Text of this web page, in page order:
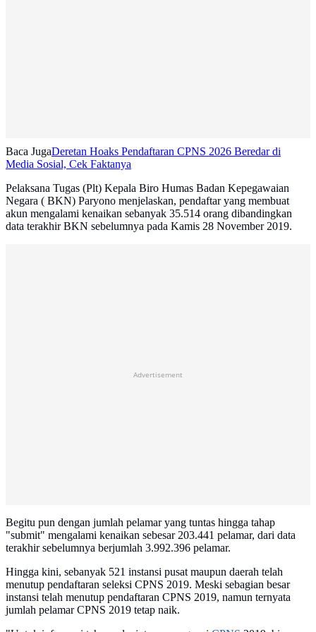
Baca JugaDeretan Hoaks Pendaftaran CPNS 2026 Beredar di
Media Sosial, Cek Faktanya
Pelaksana Tugas (Plt) Kepala Biro Humas Badan Kepegawaian
Negara ( BKN) Paryono menjelaskan, pendaftar yang membuat
akun mengalami kenaikan sebanyak 35.514 orang dibandingkan
data terakhir BKN sebelumnya pada Kamis 28 November 2019.
Advertisement
Begitu pun dengan jumlah pelamar yang tuntas hingga tahap
"submit" mengalami kenaikan sebesar 203.441 pelamar, dari data
terakhir sebelumnya berjumlah 3.992.396 pelamar.
Hingga kini, sebanyak 521 instansi pusat maupun daerah telah
menutup pendaftaran seleksi CPNS 2019. Meski sebagian besar
instansi telah menutup pendaftaran CPNS 2019, namun ternyata
jumlah pelamar CPNS 2019 tetap naik.